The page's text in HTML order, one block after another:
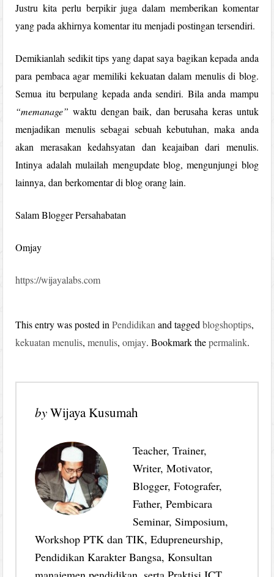
Justru kita perlu berpikir juga dalam memberikan komentar
yang pada akhirnya komentar itu menjadi postingan tersendiri.
Demikianlah sedikit tips yang dapat saya bagikan kepada anda
para pembaca agar memiliki kekuatan dalam menulis di blog.
Semua itu berpulang kepada anda sendiri. Bila anda mampu
“memanage” waktu dengan baik, dan berusaha keras untuk
menjadikan menulis sebagai sebuah kebutuhan, maka anda
akan merasakan kedahsyatan dan keajaiban dari menulis.
Intinya adalah mulailah mengupdate blog, mengunjungi blog
lainnya, dan berkomentar di blog orang lain.
Salam Blogger Persahabatan
Omjay
https://wijayalabs.com
This entry was posted inPendidikan and taggedblogshoptips,
kekuatan menulis,menulis,omjay. Bookmark thepermalink.
byWijaya Kusumah
Teacher, Trainer,
Writer, Motivator,
Blogger, Fotografer,
Father, Pembicara
Seminar, Simposium,
Workshop PTK dan TIK, Edupreneurship,
Pendidikan Karakter Bangsa, Konsultan